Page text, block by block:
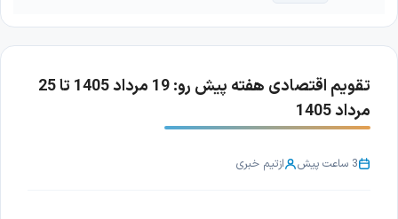
تقویم اقتصادی هفته پیش رو: 19 مرداد 1405 تا 25
مرداد 1405
3 ساعت پیش ازتیم خبری